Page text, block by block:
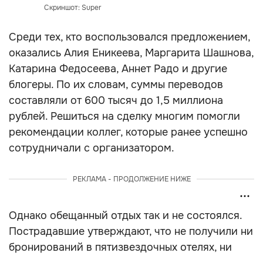
Скриншот: Super
Среди тех, кто воспользовался предложением,
оказались Алия Еникеева, Маргарита Шашнова,
Катарина Федосеева, Аннет Радо и другие
блогеры. По их словам, суммы переводов
составляли от 600 тысяч до 1,5 миллиона
рублей. Решиться на сделку многим помогли
рекомендации коллег, которые ранее успешно
сотрудничали с организатором.
РЕКЛАМА - ПРОДОЛЖЕНИЕ НИЖЕ
Однако обещанный отдых так и не состоялся.
Пострадавшие утверждают, что не получили ни
бронирований в пятизвездочных отелях, ни